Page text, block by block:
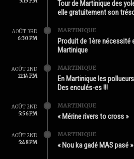
Tour de Martinique des
elle gratuitement son
AOÛT 3RD
6:30 PM
MARTINIQUE
Produit de 1ère nécessité
Martinique
AOÛT 2ND
11:14 PM
MARTINIQUE
En Martinique les
Des enculés-es !!!
AOÛT 2ND
5:56 PM
MARTINIQUE
« Mérine rivers to cross »
AOÛT 2ND
5:48 PM
MARTINIQUE
« Nou ka gadé MAS pasé »